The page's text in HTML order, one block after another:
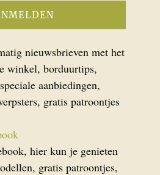
nieuwsbrieven met het
winkel, borduurtips,
aanbiedingen,
gratis patroontjes
hier kun je genieten
gratis patroontjes,